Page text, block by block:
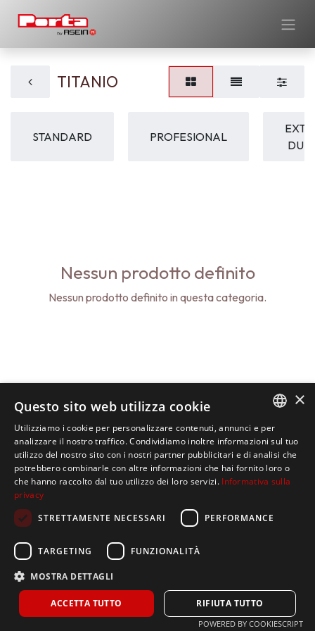
TITANIO
STANDARD PROFESIONAL
Nessun prodotto definito
Nessun prodotto definito in questa categoria.
Home
La nostra azienda
ITALIAN
SPANISH
ENGLISH
×
Questo sito web utilizza cookie
Utilizziamo i cookie per personalizzare contenuti, annunci e per
analizzare il nostro traffico. Condividiamo inoltre informazioni sul tuo
utilizzo del nostro sito con i nostri partner pubblicitari e di analisi che
potrebbero combinarle con altre informazioni che hai fornito loro o
che hanno raccolto dal tuo utilizzo dei loro servizi. Informativa sulla
privacy
STRETTAMENTE NECESSARI
PERFORMANCE
TARGETING FUNZIONALITÀ
MOSTRA DETTAGLI
ACCETTA TUTTO RIFIUTA TUTTO
POWERED BY COOKIESCRIPT